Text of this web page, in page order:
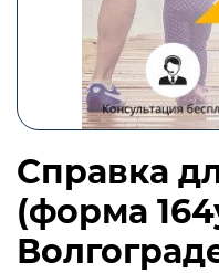
Справка
(форма